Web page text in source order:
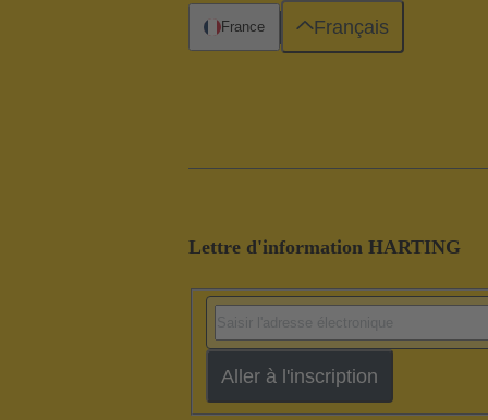
Lettre d'information HARTING
Aller à l'inscription
France Français